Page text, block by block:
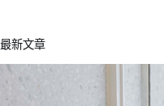
最新文章